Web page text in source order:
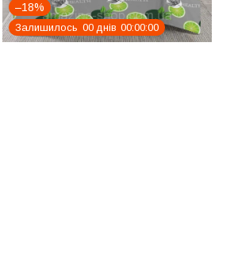
–18%
Залишилось 00 днів 00 00 00